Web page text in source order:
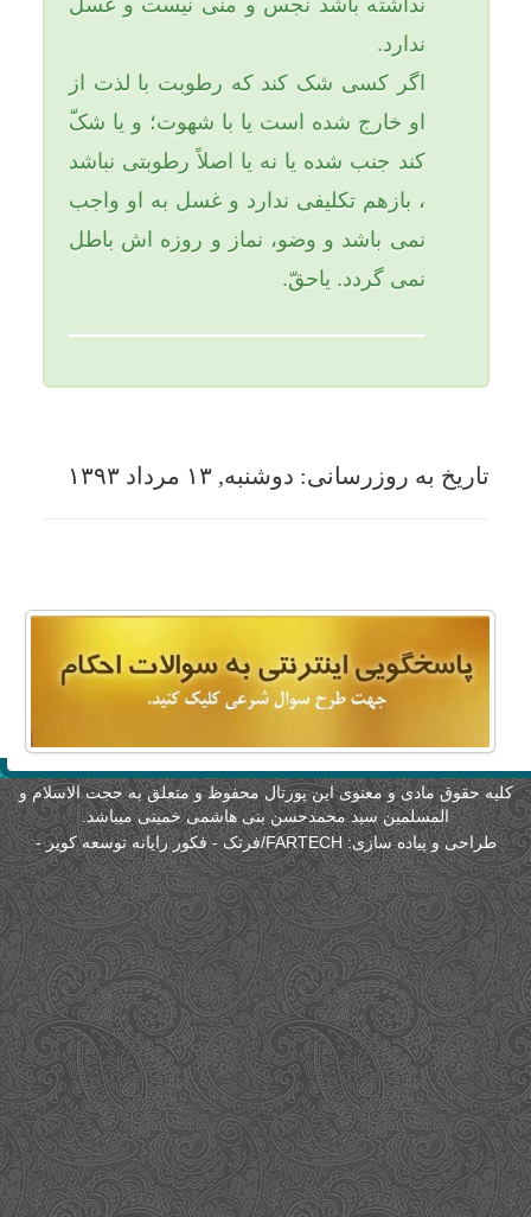
حقوق مادی و معنوی این پورتال محفوظ و متعلق به حجت الاسلام و
المسلمین سید محمدحسن بنی هاشمی خمینی میباشد.
طراحی و پیاده سازی:FARTECH/فرتک - فکور رایانه توسعه کویر -